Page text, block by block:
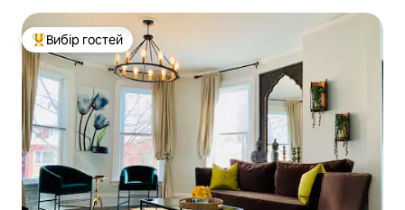
Топ вибір гостей
Вибір гостей